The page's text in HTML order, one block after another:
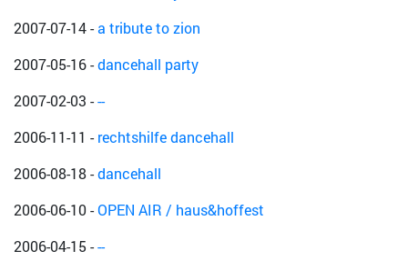
2007-07-14-a tribute to zion
2007-05-16-dancehall party
2007-02-03 ---
2006-11-11 -rechtshilfe dancehall
2006-08-18-dancehall
2006-06-10-OPEN AIR / haus&hoffest
2006-04-15---